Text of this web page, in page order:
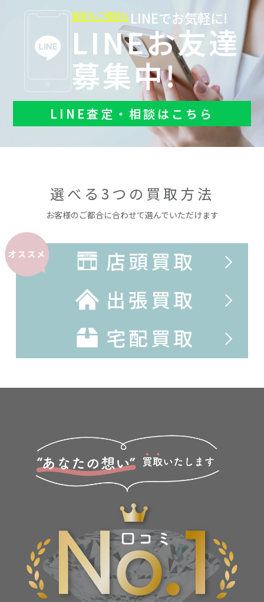
査定もご相談も LINEでお気軽に!
LINEお友達
募集中!
LINE査定・相談はこちら
選べる3つの買取方法
お客様のご都合に合わせて選んでいただけます
オススメ
店頭買取
出張買取
宅配買取